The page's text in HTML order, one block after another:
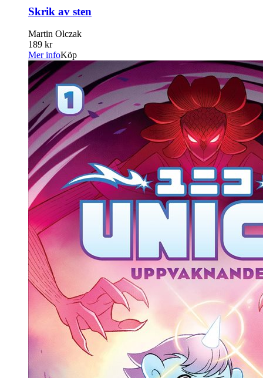
Skrik av sten
Martin Olczak
189 kr
Mer infoKöp